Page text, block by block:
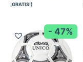
¡GRATIS!)
- 47%